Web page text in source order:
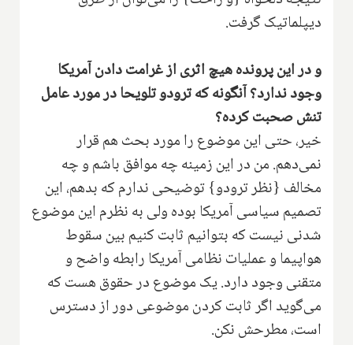
دیپلماتیک گرفت.
و در این پرونده هیچ اثری از غرامت دادن آمریکا
وجود ندارد؟ آنگونه که ترودو تلویحا در مورد عامل
تنش صحبت کرده؟
خیر، حتی این موضوع را مورد بحث هم قرار
نمی‌دهم. من در این زمینه چه موافق باشم و چه
مخالف {نظر ترودو} توضیحی ندارم که بدهم، این
تصمیم سیاسی آمریکا بوده ولی به نظرم این موضوع
شدنی نیست که بتوانیم ثابت کنیم بین سقوط
هواپیما و عملیات نظامی آمریکا رابطه واضح و
متقنی وجود دارد. یک موضوع در حقوق هست که
می‌گوید اگر ثابت کردن موضوعی دور از دسترس
است، مطرحش نکن.